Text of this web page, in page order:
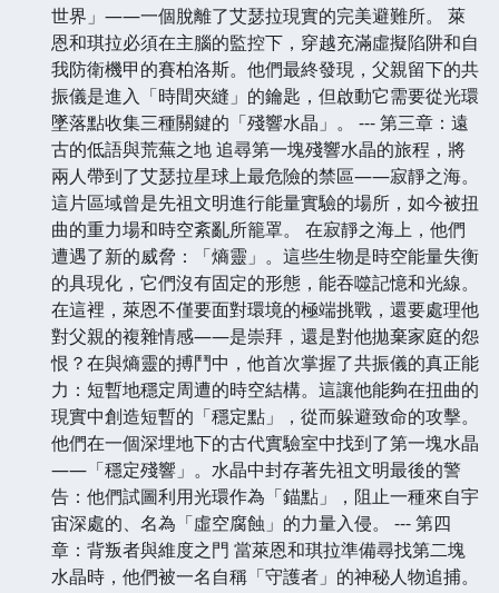
世界」——一個脫離了艾瑟拉現實的完美避難所。 萊
恩和琪拉必須在主腦的監控下，穿越充滿虛擬陷阱和自
我防衛機甲的賽柏洛斯。他們最終發現，父親留下的共
振儀是進入「時間夾縫」的鑰匙，但啟動它需要從光環
墜落點收集三種關鍵的「殘響水晶」。 --- 第三章：遠
古的低語與荒蕪之地 追尋第一塊殘響水晶的旅程，將
兩人帶到了艾瑟拉星球上最危險的禁區——寂靜之海。
這片區域曾是先祖文明進行能量實驗的場所，如今被扭
曲的重力場和時空紊亂所籠罩。 在寂靜之海上，他們
遭遇了新的威脅：「熵靈」。這些生物是時空能量失衡
的具現化，它們沒有固定的形態，能吞噬記憶和光線。
在這裡，萊恩不僅要面對環境的極端挑戰，還要處理他
對父親的複雜情感——是崇拜，還是對他拋棄家庭的怨
恨？在與熵靈的搏鬥中，他首次掌握了共振儀的真正能
力：短暫地穩定周遭的時空結構。這讓他能夠在扭曲的
現實中創造短暫的「穩定點」，從而躲避致命的攻擊。
他們在一個深埋地下的古代實驗室中找到了第一塊水晶
——「穩定殘響」。水晶中封存著先祖文明最後的警
告：他們試圖利用光環作為「錨點」，阻止一種來自宇
宙深處的、名為「虛空腐蝕」的力量入侵。 --- 第四
章：背叛者與維度之門 當萊恩和琪拉準備尋找第二塊
水晶時，他們被一名自稱「守護者」的神秘人物追捕。